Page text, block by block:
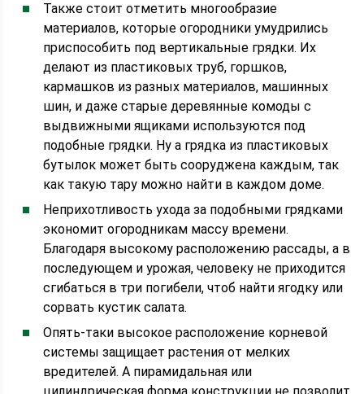
Также стоит отметить многообразие
материалов, которые огородники умудрились
приспособить под вертикальные грядки. Их
делают из пластиковых труб, горшков,
кармашков из разных материалов, машинных
шин, и даже старые деревянные комоды с
выдвижными ящиками используются под
подобные грядки. Ну а грядка из пластиковых
бутылок может быть сооруджена каждым, так
как такую тару можно найти в каждом доме.
Неприхотливость ухода за подобными грядками
экономит огородникам массу времени.
Благодаря высокому расположению рассады, а в
последующем и урожая, человеку не приходится
сгибаться в три погибели, чтоб найти ягодку или
сорвать кустик салата.
Опять-таки высокое расположение корневой
системы защищает растения от мелких
вредителей. А пирамидальная или